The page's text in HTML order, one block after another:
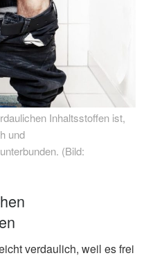
Inhaltsstoffen ist,
und
(Bild:
verdaulich, weil es frei